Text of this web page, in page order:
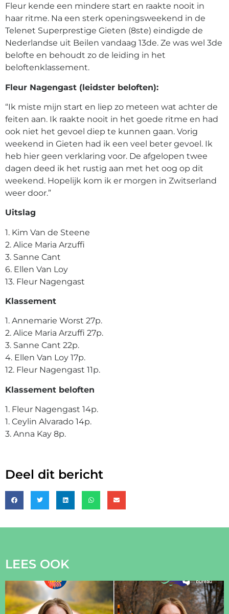
Fleur kende een mindere start en raakte nooit in
haar ritme. Na een sterk openingsweekend in de
Telenet Superprestige Gieten (8ste) eindigde de
Nederlandse uit Beilen vandaag 13de. Ze was wel 3de
belofte en behoudt zo de leiding in het
beloftenklassement.
Fleur Nagengast (leidster beloften):
“Ik miste mijn start en liep zo meteen wat achter de
feiten aan. Ik raakte nooit in het goede ritme en had
ook niet het gevoel diep te kunnen gaan. Vorig
weekend in Gieten had ik een veel beter gevoel. Ik
heb hier geen verklaring voor. De afgelopen twee
dagen deed ik het rustig aan met het oog op dit
weekend. Hopelijk kom ik er morgen in Zwitserland
weer door.”
Uitslag
1. Kim Van de Steene
2. Alice Maria Arzuffi
3. Sanne Cant
6. Ellen Van Loy
13. Fleur Nagengast
Klassement
1. Annemarie Worst 27p.
2. Alice Maria Arzuffi 27p.
3. Sanne Cant 22p.
4. Ellen Van Loy 17p.
12. Fleur Nagengast 11p.
Klassement beloften
1. Fleur Nagengast 14p.
1. Ceylin Alvarado 14p.
3. Anna Kay 8p.
Deel dit bericht
LEES OOK